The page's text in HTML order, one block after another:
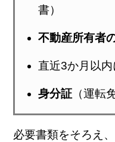
書）
不動産所有者
直近3か月以
身分証（運転
必要書類をそろえ